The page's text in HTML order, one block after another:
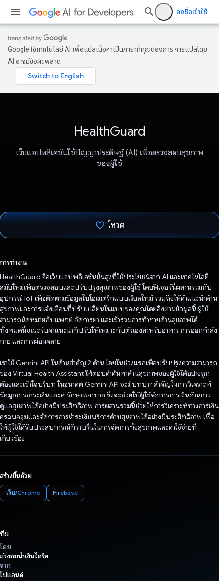
ลงชื่อเข้าใช้
Google ใช้เทคโนโลยี AI เพื่อแปลเนื้อหาเป็นภาษาที่คุณต้องการ การแปลโดย
AI อาจมีข้อผิดพลาด
HealthGuard
เว็บแอปพลิเคชันใช้ปัญญาประดิษฐ์ (AI) เพื่อตรวจสอบสุขภาพ
ของผู้ใช้
โหวต
การทำงาน
HealthGuard คือเว็บแอปพลิเคชันขั้นสูงที่ใช้ประโยชน์จาก AI และเทคโนโลยี
สมัยใหม่เพื่อตรวจสอบและปรับปรุงสุขภาพของผู้ใช้ โดยฟีเจอร์นี้ผสานรวมกับ
อุปกรณ์ IoT เพื่อติดตามข้อมูลไบโอเมตริกแบบเรียลไทม์ รวมถึงให้คำแนะนำด้าน
สุขภาพและการแจ้งเตือนที่ปรับเปลี่ยนในแบบของคุณโดยอิงตามข้อมูลนี้ ผู้ใช้
สามารถนัดหมายกับแพทย์ จัดการยา และเข้าร่วมการท้าทายด้านสุขภาพได้
ทั้งหมดนี้ขณะรับคำแนะนำที่ปรับให้เหมาะกับตัวเองสำหรับอาหาร การออกกําลัง
กาย และการผ่อนคลาย
เราใช้ Gemini API ในด้านสําคัญ 2 ด้าน โดยในช่วงแรกเพื่อปรับปรุงความสามารถ
ของ Virtual Health Assistant ให้ตอบคําค้นหาด้านสุขภาพของผู้ใช้ได้อย่างถูก
ต้องและเข้าใจบริบท ในอนาคต Gemini API จะมีบทบาทสำคัญในการวิเคราะห์
ข้อมูลการชำระเงินและค่ารักษาพยาบาล ซึ่งจะช่วยให้ผู้ใช้จัดการการเงินด้านการ
ดูแลสุขภาพได้อย่างมีประสิทธิภาพ การผสานรวมนี้ช่วยให้การวิเคราะห์ทางการเงิน
ครอบคลุมและจัดการการชำระเงินบริการด้านสุขภาพได้อย่างมีประสิทธิภาพ เพื่อ
ให้ผู้ใช้ได้รับประสบการณ์ที่ราบรื่นในการจัดการทั้งสุขภาพและค่าใช้จ่ายที่
เกี่ยวข้อง
สร้างขึ้นด้วย
เว็บ/Chrome Firebase
ทีม
โดย
ม่วงอมน้ำเงินไอริส
จาก
โปแลนด์